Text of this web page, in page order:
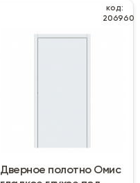
код:
206960
Дверное полотно Омис